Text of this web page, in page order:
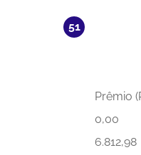
51
Prêmio
0,00
6.812,98